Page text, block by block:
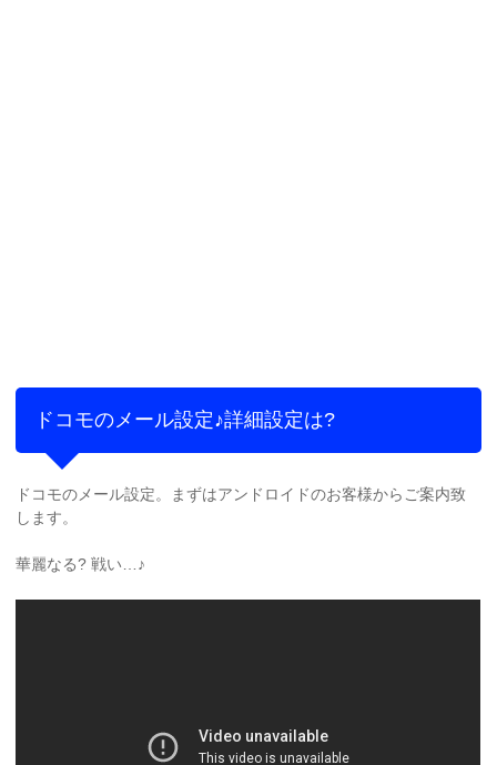
ドコモのメール設定♪詳細設定は?
ドコモのメール設定。まずはアンドロイドのお客様からご案内致
します。
華麗なる? 戦い…♪